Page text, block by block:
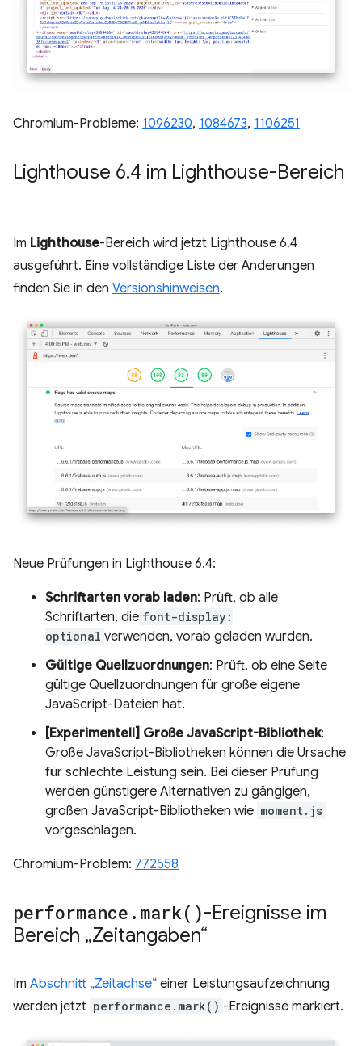
Chromium-Probleme: 1096230, 1084673, 1106251
Lighthouse 6.4 im Lighthouse-Bereich
Im Lighthouse-Bereich wird jetzt Lighthouse 6.4
ausgeführt. Eine vollständige Liste der Änderungen
finden Sie in den Versionshinweisen.
Neue Prüfungen in Lighthouse 6.4:
Schriftarten vorab laden: Prüft, ob alle
Schriftarten, die font-display:
optional verwenden, vorab geladen wurden.
Gültige Quellzuordnungen: Prüft, ob eine Seite
gültige Quellzuordnungen für große eigene
JavaScript-Dateien hat.
[Experimentell] Große JavaScript-Bibliothek:
Große JavaScript-Bibliotheken können die Ursache
für schlechte Leistung sein. Bei dieser Prüfung
werden günstigere Alternativen zu gängigen,
großen JavaScript-Bibliotheken wie moment.js
vorgeschlagen.
Chromium-Problem: 772558
performance . mark( )-Ereignisse im
Bereich „Zeitangaben“
Im Abschnitt „Zeitachse“ einer Leistungsaufzeichnung
werden jetzt performance.mark() -Ereignisse markiert.